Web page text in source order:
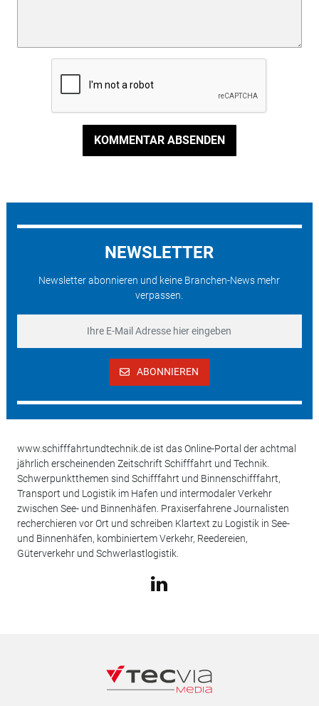
KOMMENTAR ABSENDEN
NEWSLETTER
Newsletter abonnieren und keine Branchen-News mehr
verpassen.
ABONNIEREN
www.schifffahrtundtechnik.de ist das Online-Portal der achtmal
jährlich erscheinenden Zeitschrift Schifffahrt und Technik.
Schwerpunktthemen sind Schifffahrt und Binnenschifffahrt,
Transport und Logistik im Hafen und intermodaler Verkehr
zwischen See- und Binnenhäfen. Praxiserfahrene Journalisten
recherchieren vor Ort und schreiben Klartext zu Logistik in See-
und Binnenhäfen, kombiniertem Verkehr, Reedereien,
Güterverkehr und Schwerlastlogistik.